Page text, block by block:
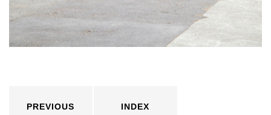
PREVIOUS INDEX